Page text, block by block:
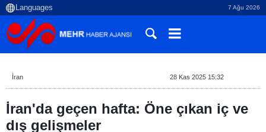
7 Ağu 2026
İran 28 Kas 2025 15:32
İran'da geçen hafta: Öne çıkan iç ve
dış gelişmeler